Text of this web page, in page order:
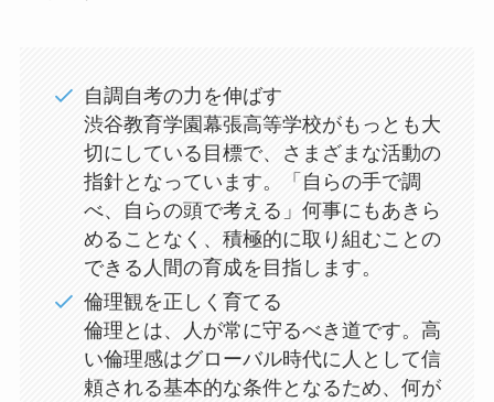
自調自考の力を伸ばす
渋谷教育学園幕張高等学校がもっとも大
切にしている目標で、さまざまな活動の
指針となっています。「自らの手で調
べ、自らの頭で考える」何事にもあきら
めることなく、積極的に取り組むことの
できる人間の育成を目指します。
倫理観を正しく育てる
倫理とは、人が常に守るべき道です。高
い倫理感はグローバル時代に人として信
頼される基本的な条件となるため、何が